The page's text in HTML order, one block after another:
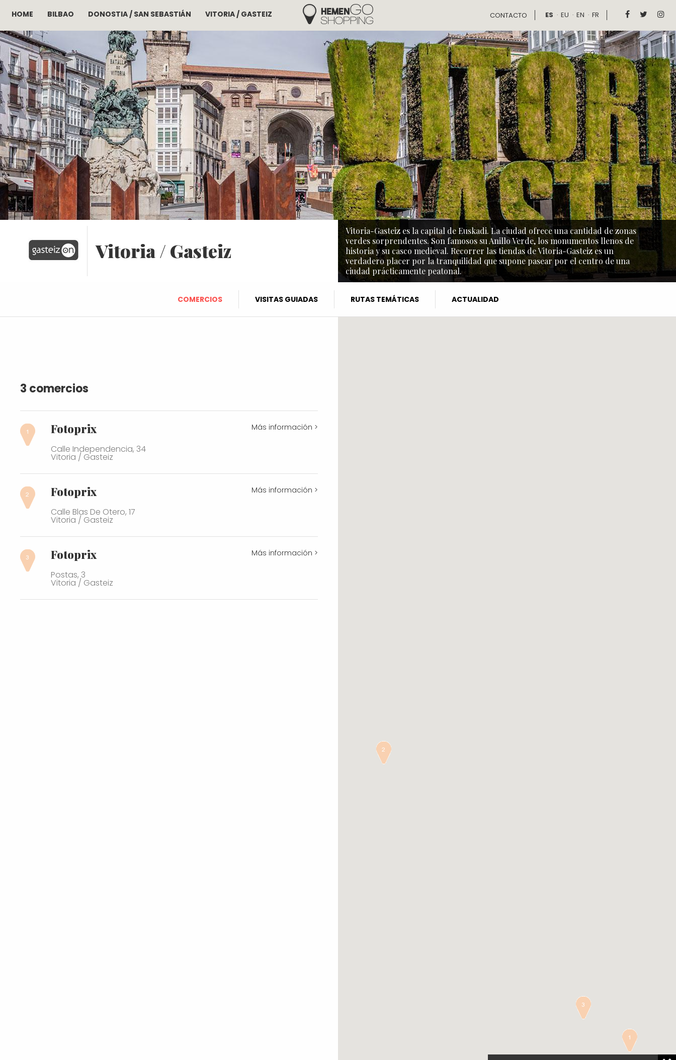
Pasar al contenido principal
HOME BILBAO DONOSTIA / SAN SEBASTIÁN VITORIA / GASTEIZ
Hemengo Shopping
CONTACTO ES EU EN FR   
Vitoria / Gasteiz
Vitoria-Gasteiz es la capital de Euskadi. La ciudad ofrece una cantidad de zonas
verdes sorprendentes. Son famosos su Anillo Verde, los monumentos llenos de
historia y su casco medieval. Recorrer las tiendas de Vitoria-Gasteiz es un
verdadero placer por la tranquilidad que supone pasear por el centro de una
ciudad prácticamente peatonal.
COMERCIOS VISITAS GUIADAS RUTAS TEMÁTICAS ACTUALIDAD
3 comercios
Fotoprix
Calle Independencia, 34
Vitoria / Gasteiz
Más información >
Fotoprix
Calle Blas De Otero, 17
Vitoria / Gasteiz
Más información >
Fotoprix
Postas, 3
Vitoria / Gasteiz
Más información >